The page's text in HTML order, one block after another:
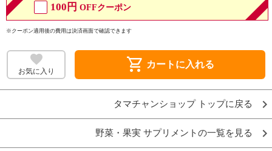
100円 OFFクーポン
※クーポン適用後の費用は決済画面で確認できます
お気に入り shopping_cart カートに入れる
タマチャンショップ トップに戻る
野菜・果実 サプリメントの一覧を見る